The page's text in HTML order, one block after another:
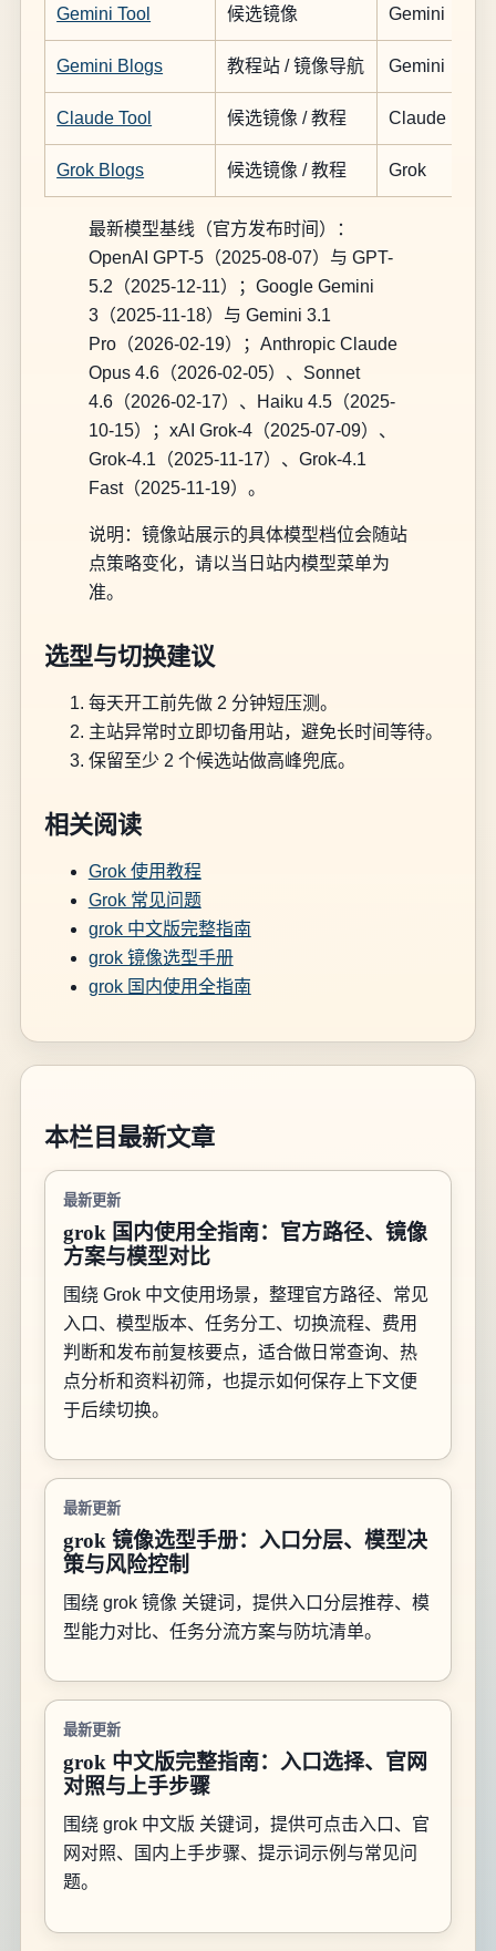
Gemini Tool 候选镜像 Gemini
Gemini Blogs 教程站 / 镜像导航 Gemini
Claude Tool 候选镜像 / 教程 Claude
Grok Blogs 候选镜像 / 教程 Grok
最新模型基线（官方发布时间）：
OpenAI GPT-5（2025-08-07）与 GPT-
5.2（2025-12-11）；Google Gemini
3（2025-11-18）与 Gemini 3.1
Pro（2026-02-19）；Anthropic Claude
Opus 4.6（2026-02-05）、Sonnet
4.6（2026-02-17）、Haiku 4.5（2025-
10-15）；xAI Grok-4（2025-07-09）、
Grok-4.1（2025-11-17）、Grok-4.1
Fast（2025-11-19）。
说明：镜像站展示的具体模型档位会随站
点策略变化，请以当日站内模型菜单为
准。
选型与切换建议
每天开工前先做 2 分钟短压测。
主站异常时立即切备用站，避免长时间等待。
保留至少 2 个候选站做高峰兜底。
相关阅读
Grok 使用教程
Grok 常见问题
grok 中文版完整指南
grok 镜像选型手册
grok 国内使用全指南
本栏目最新文章
最新更新
grok 国内使用全指南：官方路径、镜像
方案与模型对比
围绕 Grok 中文使用场景，整理官方路径、常见
入口、模型版本、任务分工、切换流程、费用
判断和发布前复核要点，适合做日常查询、热
点分析和资料初筛，也提示如何保存上下文便
于后续切换。
最新更新
grok 镜像选型手册：入口分层、模型决
策与风险控制
围绕 grok 镜像 关键词，提供入口分层推荐、模
型能力对比、任务分流方案与防坑清单。
最新更新
grok 中文版完整指南：入口选择、官网
对照与上手步骤
围绕 grok 中文版 关键词，提供可点击入口、官
网对照、国内上手步骤、提示词示例与常见问
题。